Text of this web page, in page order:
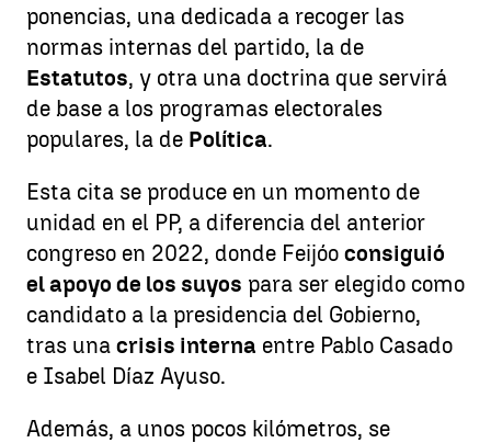
ponencias, una dedicada a recoger las
normas internas del partido, la de
Estatutos, y otra una doctrina que servirá
de base a los programas electorales
populares, la de Política.
Esta cita se produce en un momento de
unidad en el PP, a diferencia del anterior
congreso en 2022, donde Feijóo consiguió
el apoyo de los suyos para ser elegido como
candidato a la presidencia del Gobierno,
tras una crisis interna entre Pablo Casado
e Isabel Díaz Ayuso.
Además, a unos pocos kilómetros, se